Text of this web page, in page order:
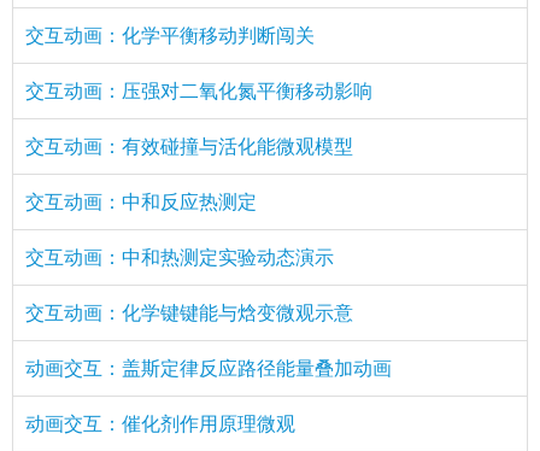
交互动画：化学平衡移动判断闯关
交互动画：压强对二氧化氮平衡移动影响
交互动画：有效碰撞与活化能微观模型
交互动画：中和反应热测定
交互动画：中和热测定实验动态演示
交互动画：化学键键能与焓变微观示意
动画交互：盖斯定律反应路径能量叠加动画
动画交互：催化剂作用原理微观